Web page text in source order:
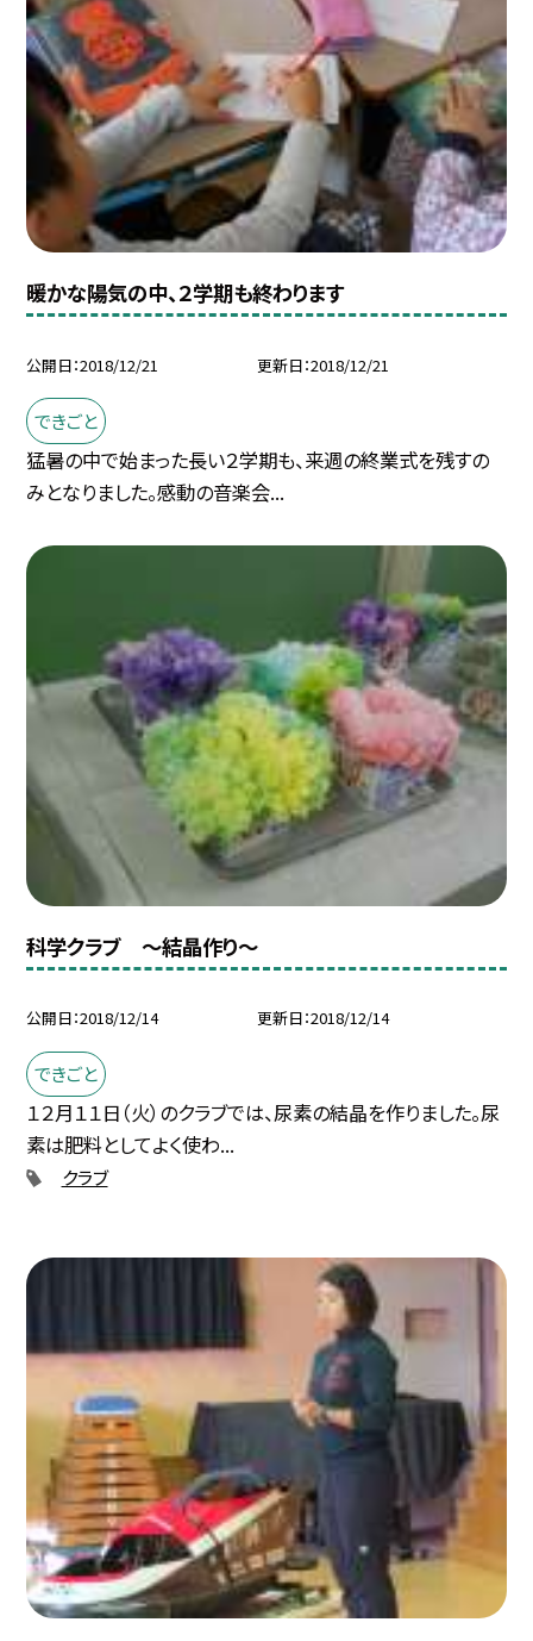
暖かな陽気の中、２学期も終わります
公開日 2018/12/21 更新日 2018/12/21
できごと
猛暑の中で始まった長い２学期も、来週の終業式を残すの
みとなりました。感動の音楽会...
科学クラブ 〜結晶作り〜
公開日 2018/12/14 更新日 2018/12/14
できごと
１２月１１日（火）のクラブでは、尿素の結晶を作りました。尿
素は肥料としてよく使わ...
クラブ